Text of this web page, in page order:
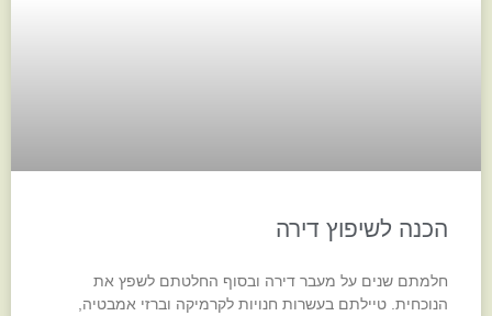
הכנה לשיפוץ דירה
חלמתם שנים על מעבר דירה ובסוף החלטתם לשפץ את
הנוכחית. טיילתם בעשרות חנויות לקרמיקה וברזי אמבטיה,